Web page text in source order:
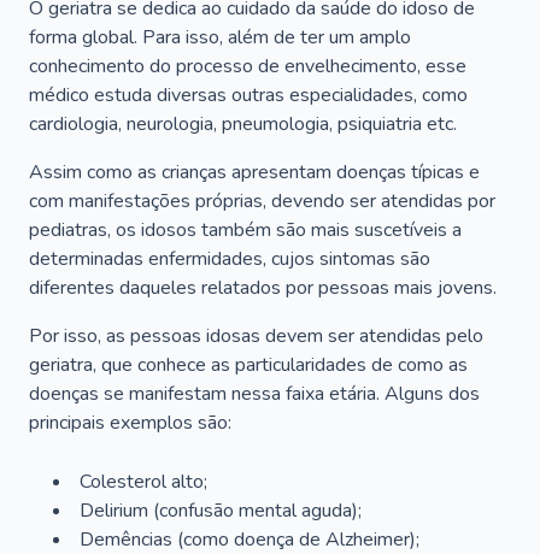
O geriatra se dedica ao cuidado da saúde do idoso de
forma global. Para isso, além de ter um amplo
conhecimento do processo de envelhecimento, esse
médico estuda diversas outras especialidades, como
cardiologia, neurologia, pneumologia, psiquiatria etc.
Assim como as crianças apresentam doenças típicas e
com manifestações próprias, devendo ser atendidas por
pediatras, os idosos também são mais suscetíveis a
determinadas enfermidades, cujos sintomas são
diferentes daqueles relatados por pessoas mais jovens.
Por isso, as pessoas idosas devem ser atendidas pelo
geriatra, que conhece as particularidades de como as
doenças se manifestam nessa faixa etária. Alguns dos
principais exemplos são:
Colesterol alto;
Delirium (confusão mental aguda);
Demências (como doença de Alzheimer);